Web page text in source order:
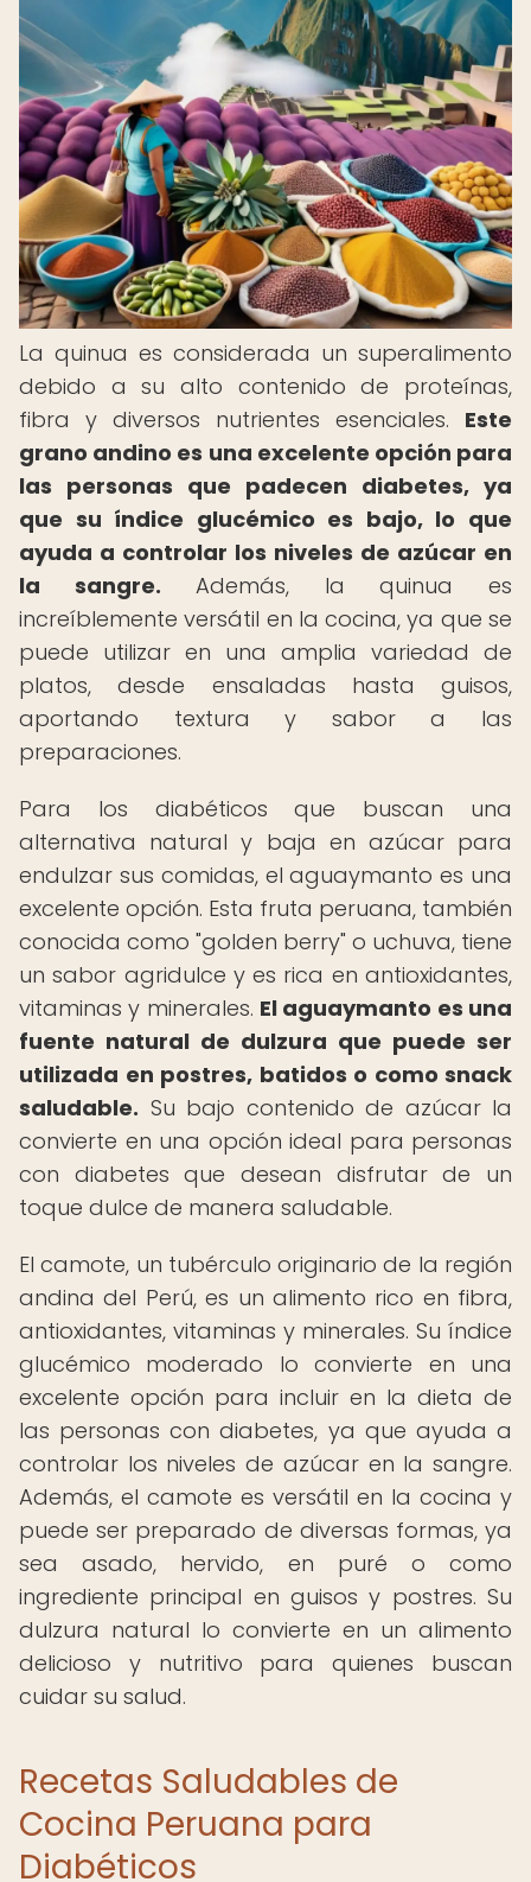
La quinua es considerada un superalimento
debido a su alto contenido de proteínas,
fibra y diversos nutrientes esenciales. Este
grano andino es una excelente opción para
las personas que padecen diabetes, ya
que su índice glucémico es bajo, lo que
ayuda a controlar los niveles de azúcar en
la sangre. Además, la quinua es
increíblemente versátil en la cocina, ya que se
puede utilizar en una amplia variedad de
platos, desde ensaladas hasta guisos,
aportando textura y sabor a las
preparaciones.
Para los diabéticos que buscan una
alternativa natural y baja en azúcar para
endulzar sus comidas, el aguaymanto es una
excelente opción. Esta fruta peruana, también
conocida como "golden berry" o uchuva, tiene
un sabor agridulce y es rica en antioxidantes,
vitaminas y minerales. El aguaymanto es una
fuente natural de dulzura que puede ser
utilizada en postres, batidos o como snack
saludable. Su bajo contenido de azúcar la
convierte en una opción ideal para personas
con diabetes que desean disfrutar de un
toque dulce de manera saludable.
El camote, un tubérculo originario de la región
andina del Perú, es un alimento rico en fibra,
antioxidantes, vitaminas y minerales. Su índice
glucémico moderado lo convierte en una
excelente opción para incluir en la dieta de
las personas con diabetes, ya que ayuda a
controlar los niveles de azúcar en la sangre.
Además, el camote es versátil en la cocina y
puede ser preparado de diversas formas, ya
sea asado, hervido, en puré o como
ingrediente principal en guisos y postres. Su
dulzura natural lo convierte en un alimento
delicioso y nutritivo para quienes buscan
cuidar su salud.
Recetas Saludables de
Cocina Peruana para
Diabéticos